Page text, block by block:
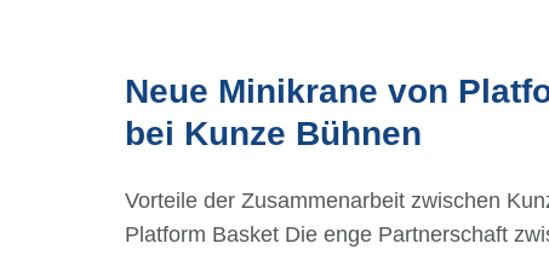
Neue Minikrane von
bei Kunze Bühnen
Vorteile der Zusammenarbeit zwischen
Platform Basket Die enge Partnerschaft